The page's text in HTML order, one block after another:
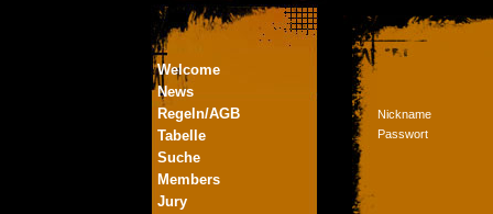
Welcome
News
Regeln/AGB
Tabelle
Suche
Members
Jury
Nickname
Passwort